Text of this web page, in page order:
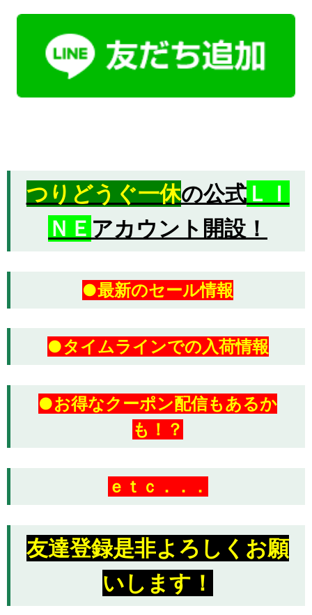
つりどうぐ一休の公式ＬＩ
ＮＥ アカウント開設！
●最新のセール情報
●タイムラインでの入荷情報
●お得なクーポン配信もあるか
も！？
ｅｔｃ．．．
友達登録是非よろしくお願
いします！